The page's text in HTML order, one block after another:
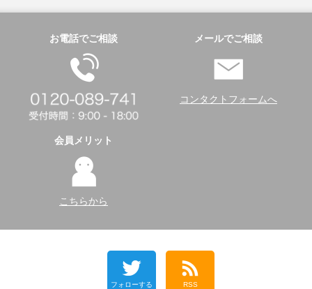
お電話でご相談 メールでご相談
コンタクトフォームへ
会員メリット
こちらから
フォローする RSS